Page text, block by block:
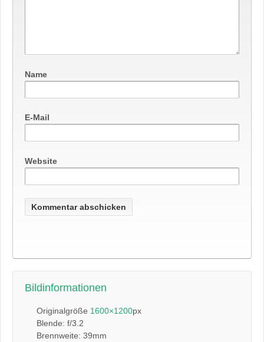
Name
E-Mail
Website
Bildinformationen
Originalgröße 1600×1200px
Blende: f/3.2
Brennweite: 39mm